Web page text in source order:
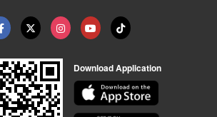
Download Application